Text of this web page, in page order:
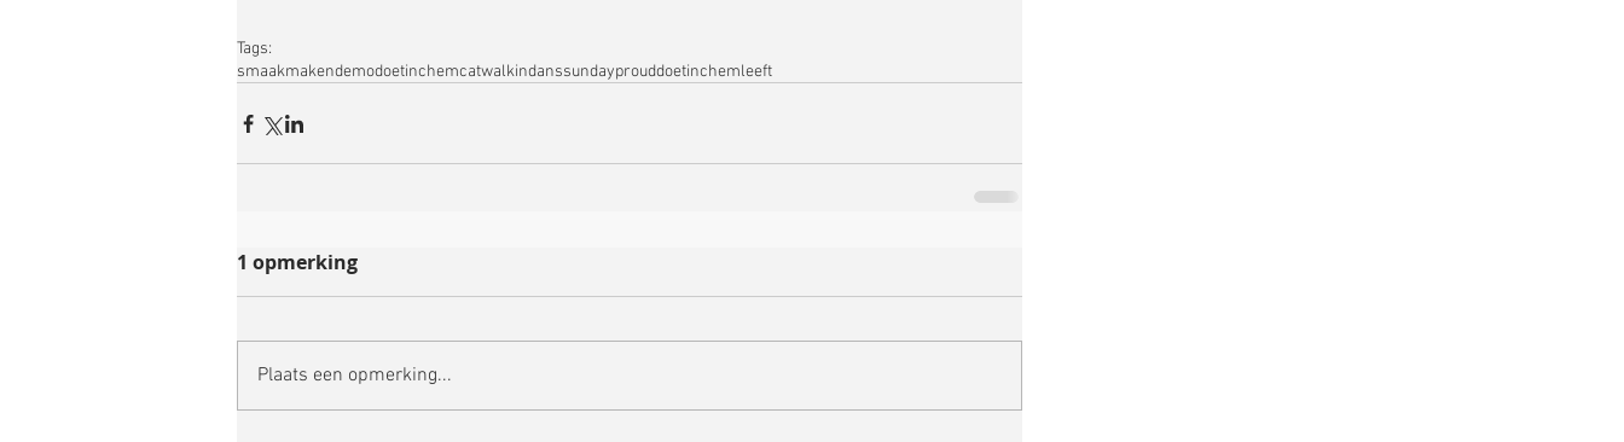
Tags:
smaakmakendemodoetinchemcatwalkindanssundayprouddoetinchemleeft
1 opmerking
Plaats een opmerking...